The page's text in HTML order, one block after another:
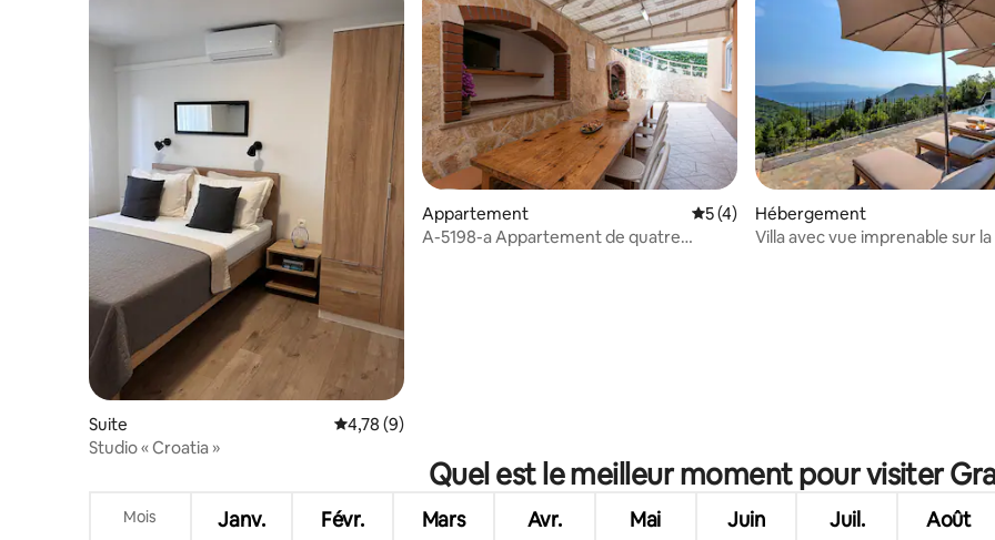
Suite Évaluation moyenne sur la base de 9 commentaires : 4,78 sur 5
4,78 (9)
Studio « Croatia »
Appartement Évaluation moyenne sur la base de 4
5 (4)
A-5198-a Appartement de quatre
Hébergement
Villa avec vue imprenable sur
Quel est le meilleur moment pour visiter
Mois Janv. Févr. Mars Avr. Mai Juin Juil. Août